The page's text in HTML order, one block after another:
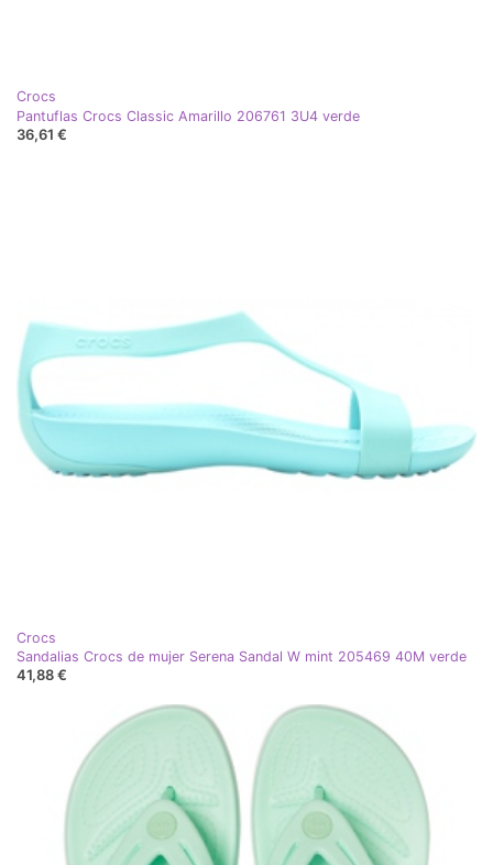
Crocs
Pantuflas Crocs Classic Amarillo 206761 3U4 verde
36,61 €
Crocs
Sandalias Crocs de mujer Serena Sandal W mint 205469 40M verde
41,88 €